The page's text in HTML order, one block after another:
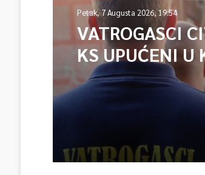
Petak, 7 Augusta 2026, 19:54
VATROGASCI
KS UPUĆENI U
ISPOMOĆ U